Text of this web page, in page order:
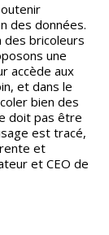
des données.
des bricoleurs
une
accède aux
et dans le
bien des
doit pas être
est tracé,
et
et CEO de